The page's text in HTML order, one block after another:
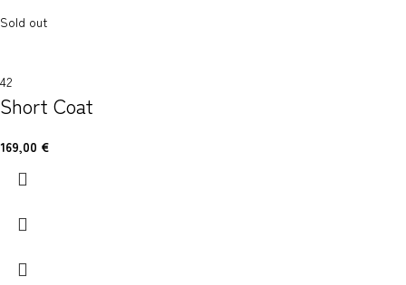
Sold out
42
Short Coat
169,00 €